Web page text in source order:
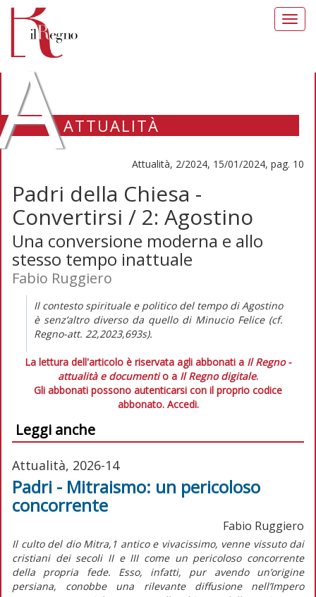
ATTUALITÀ
Attualità, 2/2024, 15/01/2024, pag. 10
Padri della Chiesa -
Convertirsi / 2: Agostino
Una conversione moderna e allo
stesso tempo inattuale
Fabio Ruggiero
Il contesto spirituale e politico del tempo di Agostino
è senz’altro diverso da quello di Minucio Felice (cf.
Regno-att. 22,2023,693s).
La lettura dell'articolo è riservata agli abbonati a Il Regno -
attualità e documentio a Il Regno digitale.
Gli abbonati possono autenticarsi con il proprio codice
abbonato. Accedi.
Leggi anche
Attualità, 2026-14
Padri - Mitraismo: un pericoloso
concorrente
Fabio Ruggiero
Il culto del dio Mitra,1 antico e vivacissimo, venne vissuto dai
cristiani dei secoli II e III come un pericoloso concorrente
della propria fede. Esso, infatti, pur avendo un’origine
persiana, conobbe una rilevante diffusione nell’Impero